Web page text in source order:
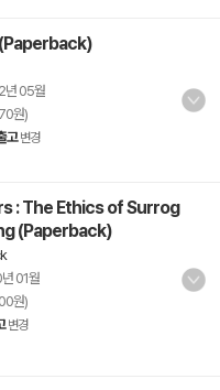
년 05월
원)
고 변경
: The Ethics of Surrog
(Paperback)
01월
원)
변경